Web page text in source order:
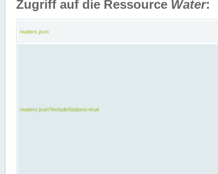
Zugriff auf die Ressource Water:
/waters.json
/waters.json?includeStations=true